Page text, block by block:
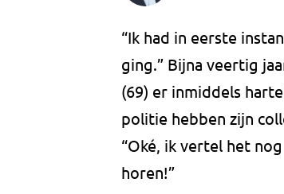
“Ik had in eerste
ging.” Bijna veertig
(69) er inmiddels
politie hebben zijn
“Oké, ik vertel het
horen!”